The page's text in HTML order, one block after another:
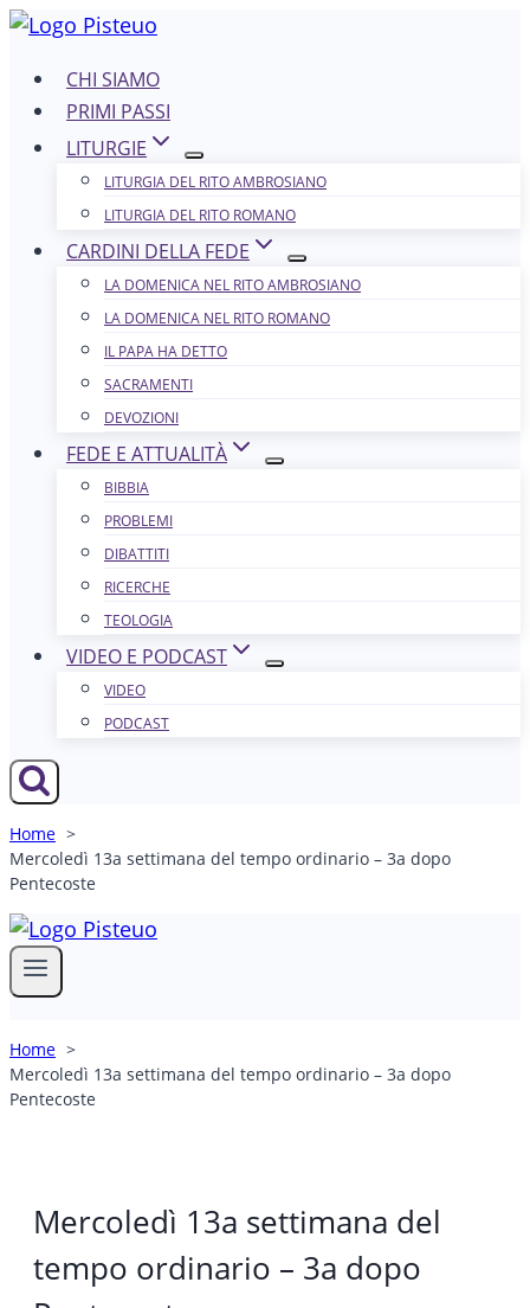
Salta
contenutoCHI SIAMO
PRIMI PASSI
LITURGIE
LITURGIA DEL RITO AMBROSIANO
LITURGIA DEL RITO ROMANO
CARDINI DELLA FEDE
LA DOMENICA NEL R​​​​​​ITO AMBROSIANO
LA DOMENICA NEL RITO ROMANO
IL PAPA HA DETTO
SACRAMENTI
DEVOZIONI
FEDE E ATTUALITÀ
BIBBIA
PROBLEMI
DIBATTITI
RICERCHE
TEOLOGIA
VIDEO E PODCAST
VIDEO
PODCAST
Home
Mercoledì 13a settimana del tempo ordinario – 3a dopo
Pentecoste
Home
Mercoledì 13a settimana del tempo ordinario – 3a dopo
Pentecoste
Mercoledì 13a settimana del
tempo ordinario – 3a dopo